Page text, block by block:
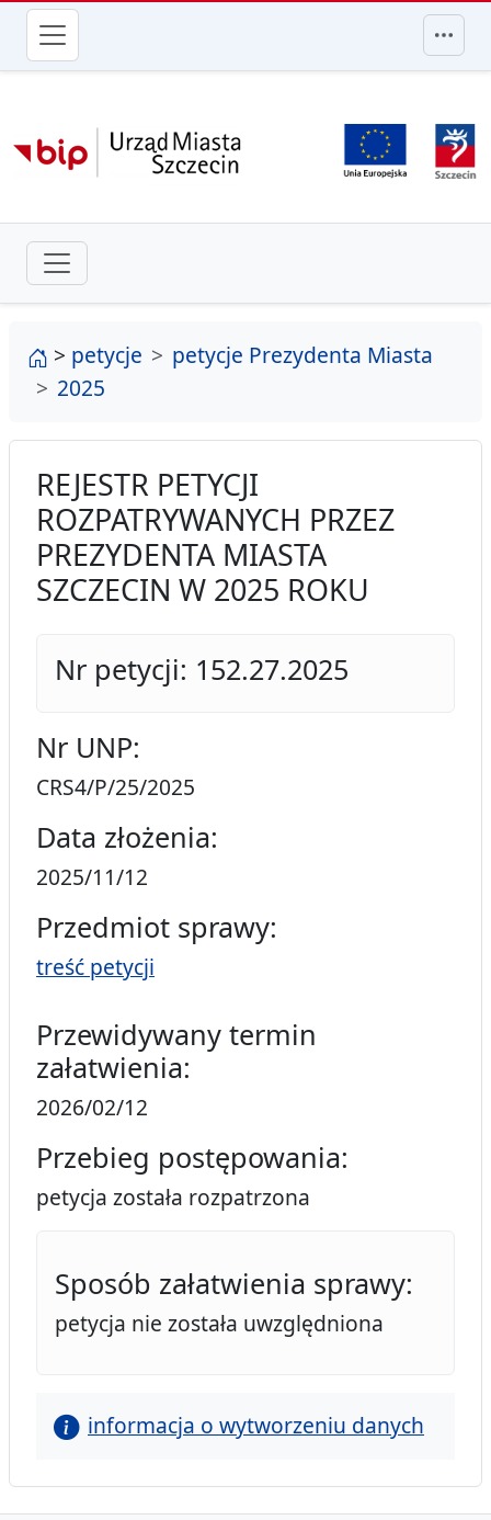
przejdź do głównego menu
strona główna
> petycje
petycje Prezydenta Miasta
2025
REJESTR PETYCJI
ROZPATRYWANYCH PRZEZ
PREZYDENTA MIASTA
SZCZECIN W 2025 ROKU
Nr petycji: 152.27.2025
Nr UNP:
CRS4/P/25/2025
Data złożenia:
2025/11/12
Przedmiot sprawy:
treść petycji
Przewidywany termin
załatwienia:
2026/02/12
Przebieg postępowania:
petycja została rozpatrzona
Sposób załatwienia sprawy:
petycja nie została uwzględniona
informacja o wytworzeniu danych